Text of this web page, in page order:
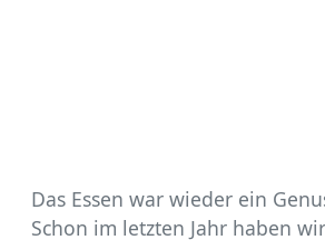
Das Essen war wieder ein
Schon im letzten Jahr haben